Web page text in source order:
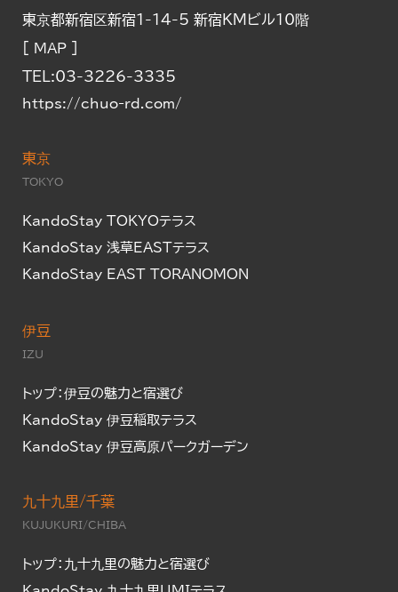
東京都新宿区新宿1-14-5 新宿KMビル10階
MAP
TEL:03-3226-3335
https://chuo-rd.com/
東京
TOKYO
KandoStay TOKYOテラス
KandoStay 浅草EASTテラス
KandoStay EAST TORANOMON
伊豆
IZU
トップ：伊豆の魅力と宿選び
KandoStay 伊豆稲取テラス
KandoStay 伊豆高原パークガーデン
九十九里/千葉
KUJUKURI/CHIBA
トップ：九十九里の魅力と宿選び